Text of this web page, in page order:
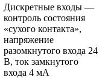
Дискретные входы —
контроль состояния
«сухого контакта»,
напряжение
разомкнутого входа 24
В, ток замкнутого
входа 4 мА